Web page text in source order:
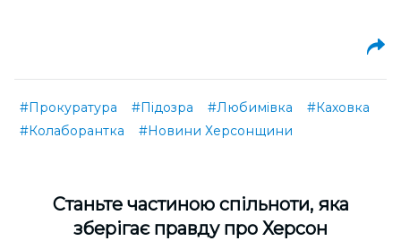
#Прокуратура #Підозра #Любимівка
#Каховка
#Колаборантка
#Новини Херсонщини
Cтаньте частиною спільноти, яка
зберігає правду про Херсон